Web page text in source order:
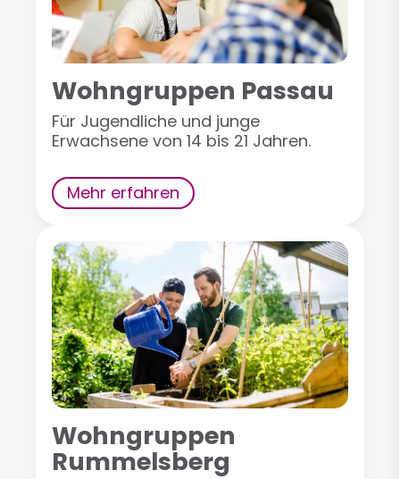
Wohngruppen Passau
Für Jugendliche und junge
Erwachsene von 14 bis 21 Jahren.
Mehr erfahren
Wohngruppen
Rummelsberg